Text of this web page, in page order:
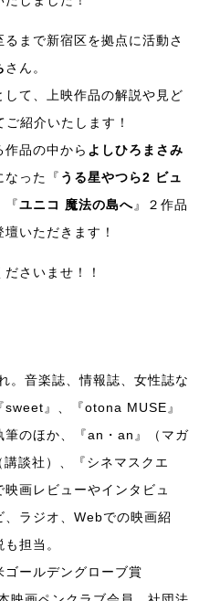
まで新宿区を拠点に活動さ
さん。
て、上映作品の解説や見ど
紹介いたします！
作品の中から よしひろまさみ
なった『 うる星やつら2 ビュ
『ユニコ 魔法の島へ』２作品
いただきます！
さいませ！！
。音楽誌、情報誌、女性誌な
sweet』、『otona MUSE』
筆のほか、『an・an』（マガ
談社）、『シネマスクエ
画レビューやインタビュ
ラジオ、Webでの映画紹
担当。
ゴールデングローブ賞